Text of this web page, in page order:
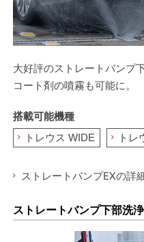
大好評のストレートバンプ
コート剤の噴霧も可能に。
搭載可能機種
トレウス WIDE トレ
ストレートバンプEXの詳
ストレートバンプ下部洗浄